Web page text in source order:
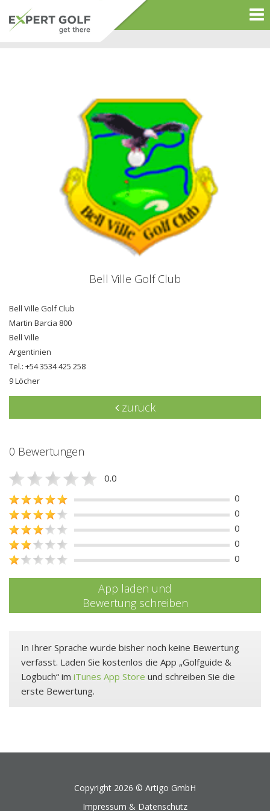
Bell Ville Golf Club
Bell Ville Golf Club
Martin Barcia 800
Bell Ville
Argentinien
Tel.: +54 3534 425 258
9 Löcher
zurück
0 Bewertungen
0.0
0
0
0
0
0
App laden und
Bewertung schreiben
In Ihrer Sprache wurde bisher noch keine Bewertung
verfasst. Laden Sie kostenlos die App „Golfguide &
Logbuch“ im iTunes App Store und schreiben Sie die
erste Bewertung.
Copyright 2026 © Artigo GmbH
Impressum & Datenschutz